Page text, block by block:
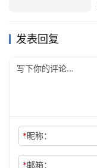
发表回复
*昵称：
*邮箱：